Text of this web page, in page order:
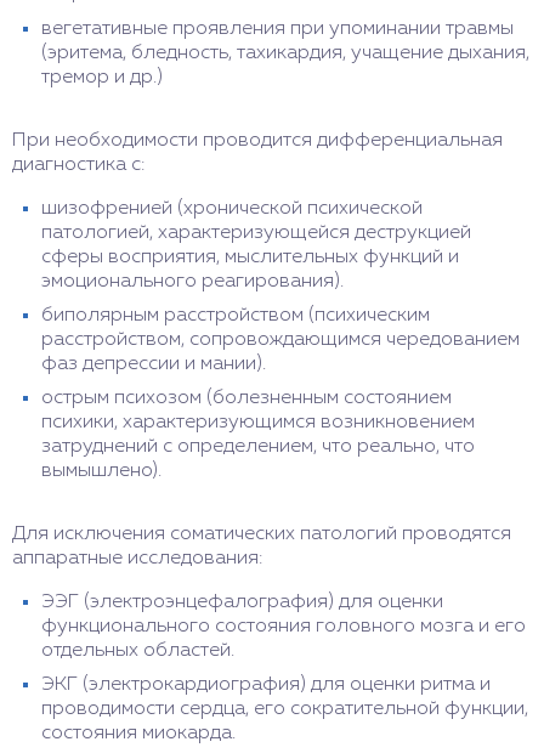
вегетативные проявления при упоминании травмы
(эритема, бледность, тахикардия, учащение дыхания,
тремор и др.)
При необходимости проводится дифференциальная
диагностика с:
шизофренией (хронической психической
патологией, характеризующейся деструкцией
сферы восприятия, мыслительных функций и
эмоционального реагирования).
биполярным расстройством (психическим
расстройством, сопровождающимся чередованием
фаз депрессии и мании).
острым психозом (болезненным состоянием
психики, характеризующимся возникновением
затруднений с определением, что реально, что
вымышлено).
Для исключения соматических патологий проводятся
аппаратные исследования:
ЭЭГ (электроэнцефалография) для оценки
функционального состояния головного мозга и его
отдельных областей.
ЭКГ (электрокардиография) для оценки ритма и
проводимости сердца, его сократительной функции,
состояния миокарда.